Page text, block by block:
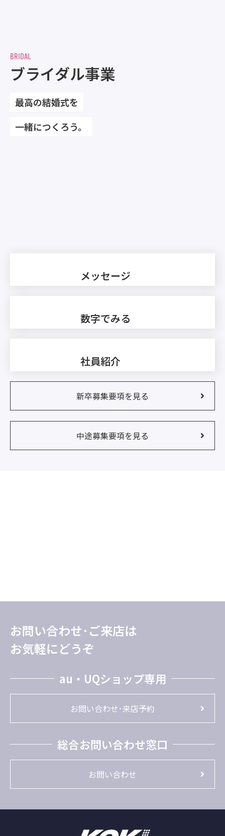
BRIDAL
ブライダル事業
最高の結婚式を
一緒につくろう。
メッセージ
数字でみる
社員紹介
新卒募集要項を見る
中途募集要項を見る
お問い合わせ･ご来店は
お気軽にどうぞ
au・UQショップ専用
お問い合わせ･来店予約
総合お問い合わせ窓口
お問い合わせ